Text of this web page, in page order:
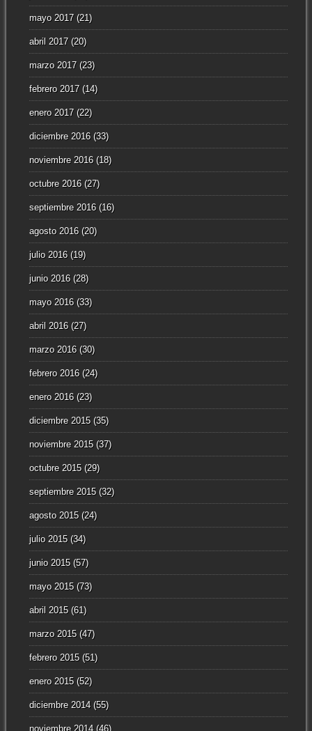
mayo 2017(21)
abril 2017(20)
marzo 2017(23)
febrero 2017(14)
enero 2017(22)
diciembre 2016(33)
noviembre 2016(18)
octubre 2016(27)
septiembre 2016(16)
agosto 2016(20)
julio 2016(19)
junio 2016(28)
mayo 2016(33)
abril 2016(27)
marzo 2016(30)
febrero 2016(24)
enero 2016(23)
diciembre 2015(35)
noviembre 2015(37)
octubre 2015(29)
septiembre 2015(32)
agosto 2015(24)
julio 2015(34)
junio 2015(57)
mayo 2015(73)
abril 2015(61)
marzo 2015(47)
febrero 2015(51)
enero 2015(52)
diciembre 2014(55)
noviembre 2014(46)